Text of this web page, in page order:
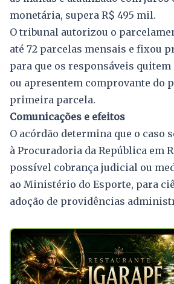
monetária, supera R$ 495 mil.
O tribunal autorizou o
até 72 parcelas mensais e fixou
para que os responsáveis
ou apresentem comprovante do
primeira parcela.
Comunicações e efeitos
O acórdão determina que o caso
à Procuradoria da República em
possível cobrança judicial ou
ao Ministério do Esporte, para
adoção de providências